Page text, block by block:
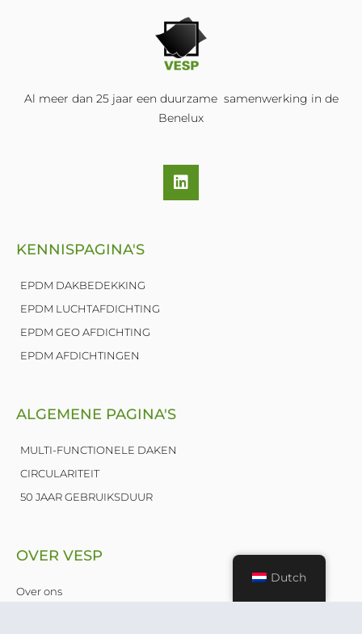
Al meer dan 25 jaar een duurzame samenwerking in de
Benelux
L
i
n
KENNISPAGINA'S
EPDM DAKBEDEKKING
EPDM LUCHTAFDICHTING
EPDM GEO AFDICHTING
EPDM AFDICHTINGEN
ALGEMENE PAGINA'S
MULTI-FUNCTIONELE DAKEN
CIRCULARITEIT
50 JAAR GEBRUIKSDUUR
OVER VESP
Over ons
Dutch